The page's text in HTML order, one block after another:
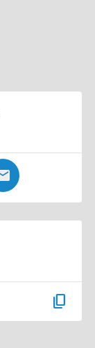
content_copy